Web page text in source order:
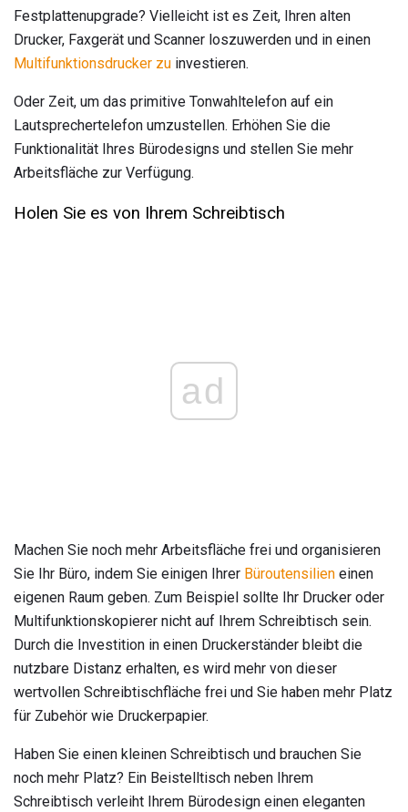
Festplattenupgrade? Vielleicht ist es Zeit, Ihren alten
Drucker, Faxgerät und Scanner loszuwerden und in einen
Multifunktionsdrucker zu investieren.
Oder Zeit, um das primitive Tonwahltelefon auf ein
Lautsprechertelefon umzustellen. Erhöhen Sie die
Funktionalität Ihres Bürodesigns und stellen Sie mehr
Arbeitsfläche zur Verfügung.
Holen Sie es von Ihrem Schreibtisch
ad
Machen Sie noch mehr Arbeitsfläche frei und organisieren
Sie Ihr Büro, indem Sie einigen Ihrer Büroutensilien einen
eigenen Raum geben. Zum Beispiel sollte Ihr Drucker oder
Multifunktionskopierer nicht auf Ihrem Schreibtisch sein.
Durch die Investition in einen Druckerständer bleibt die
nutzbare Distanz erhalten, es wird mehr von dieser
wertvollen Schreibtischfläche frei und Sie haben mehr Platz
für Zubehör wie Druckerpapier.
Haben Sie einen kleinen Schreibtisch und brauchen Sie
noch mehr Platz? Ein Beistelltisch neben Ihrem
Schreibtisch verleiht Ihrem Bürodesign einen eleganten